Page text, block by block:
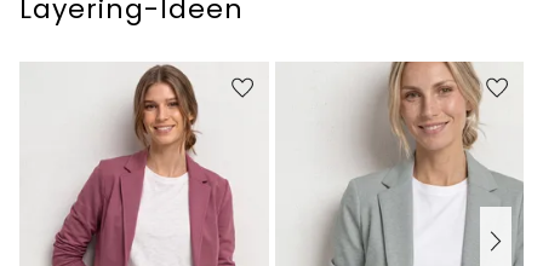
Layering-Ideen